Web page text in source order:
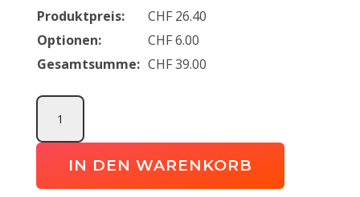
Produktpreis: CHF 26.40
Optionen:
CHF6.00
Gesamtsumme: CHF39.00
teamGOAL
IN DEN WARENKORB